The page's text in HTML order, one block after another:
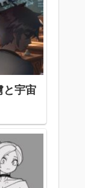
と宇宙